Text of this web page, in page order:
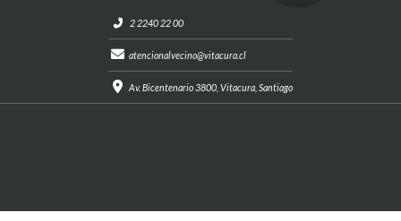
2 2240 22 00
atencionalvecino@vitacura.cl
Av. Bicentenario 3800, Vitacura, Santiago